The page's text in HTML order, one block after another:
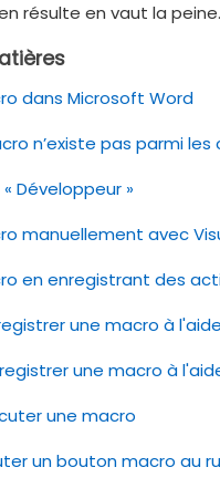
résulte en vaut la peine.
dans Microsoft Word
n’existe pas parmi
Développeur »
manuellement avec
en enregistrant des
une macro à
une macro à
une macro
un bouton macro au